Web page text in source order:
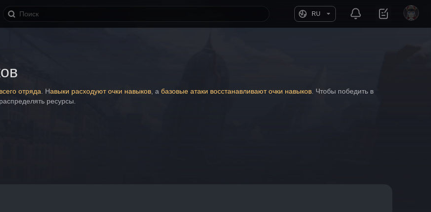
RU
отряда . Навыки расходуют очки навыков , а базовые атаки восстанавливают очки навыков . Чтобы победить в
ресурсы.